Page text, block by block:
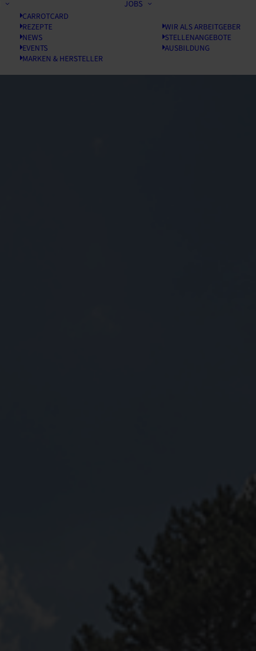
CARROTCARD
REZEPTE
NEWS
EVENTS
MARKEN & HERSTELLER
JOBS
WIR ALS ARBEITGEBER
STELLENANGEBOTE
AUSBILDUNG